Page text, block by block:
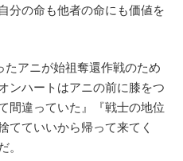
分の命も他者の命にも価値を
たアニが始祖奪還作戦のため
ンハートはアニの前に膝をつ
間違っていた』『戦士の地位
てていいから帰って来てく
。